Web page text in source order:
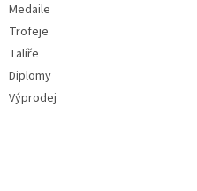
Medaile
Trofeje
Talíře
Diplomy
Výprodej